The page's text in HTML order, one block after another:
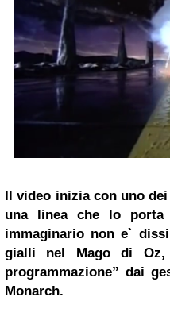
Il video inizia con uno
una linea che lo
immaginario non e`
gialli nel Mago di
programmazione” dai
Monarch.